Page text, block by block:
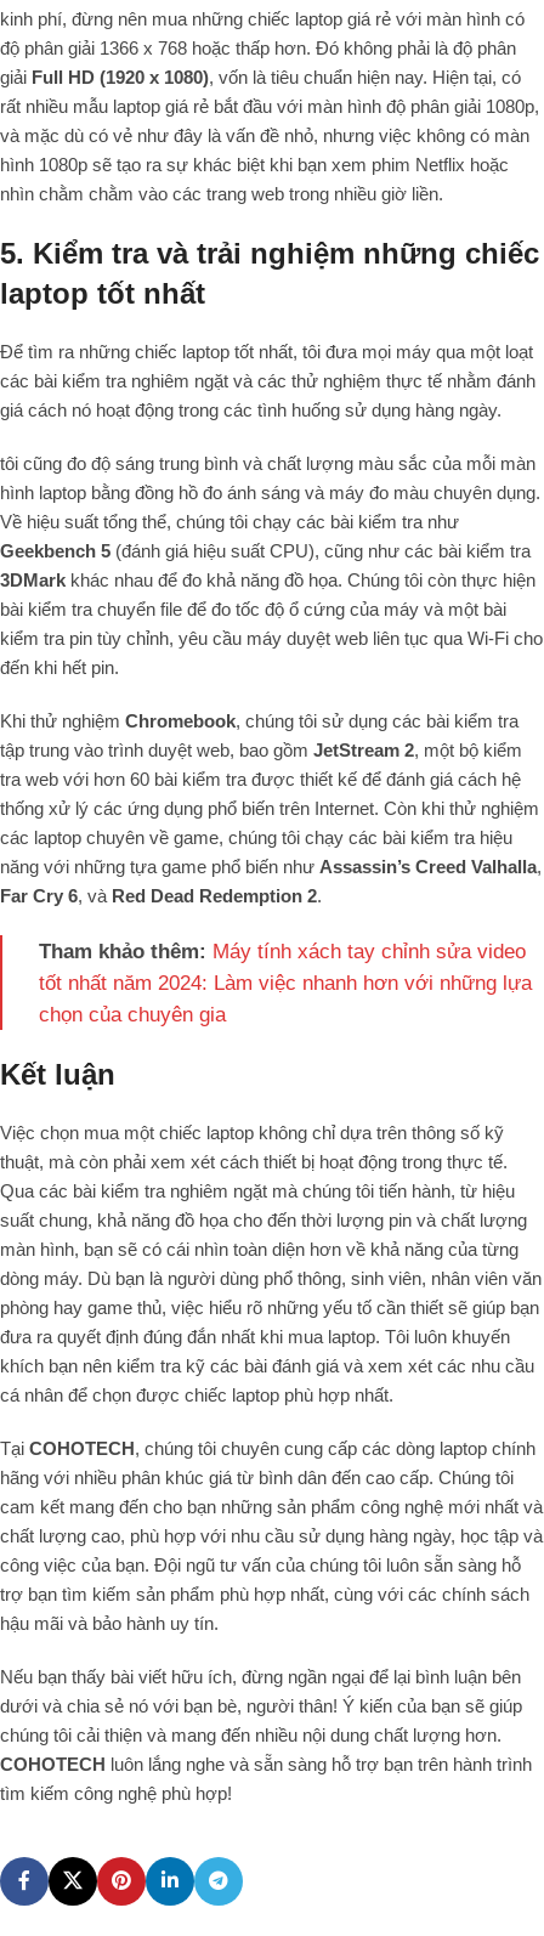
kinh phí, đừng nên mua những chiếc laptop giá rẻ với màn hình có
độ phân giải 1366 x 768 hoặc thấp hơn. Đó không phải là độ phân
giải Full HD (1920 x 1080), vốn là tiêu chuẩn hiện nay. Hiện tại, có
rất nhiều mẫu laptop giá rẻ bắt đầu với màn hình độ phân giải 1080p,
và mặc dù có vẻ như đây là vấn đề nhỏ, nhưng việc không có màn
hình 1080p sẽ tạo ra sự khác biệt khi bạn xem phim Netflix hoặc
nhìn chằm chằm vào các trang web trong nhiều giờ liền.
5. Kiểm tra và trải nghiệm những chiếc
laptop tốt nhất
Để tìm ra những chiếc laptop tốt nhất, tôi đưa mọi máy qua một loạt
các bài kiểm tra nghiêm ngặt và các thử nghiệm thực tế nhằm đánh
giá cách nó hoạt động trong các tình huống sử dụng hàng ngày.
tôi cũng đo độ sáng trung bình và chất lượng màu sắc của mỗi màn
hình laptop bằng đồng hồ đo ánh sáng và máy đo màu chuyên dụng.
Về hiệu suất tổng thể, chúng tôi chạy các bài kiểm tra như
Geekbench 5 (đánh giá hiệu suất CPU), cũng như các bài kiểm tra
3DMark khác nhau để đo khả năng đồ họa. Chúng tôi còn thực hiện
bài kiểm tra chuyển file để đo tốc độ ổ cứng của máy và một bài
kiểm tra pin tùy chỉnh, yêu cầu máy duyệt web liên tục qua Wi-Fi cho
đến khi hết pin.
Khi thử nghiệm Chromebook, chúng tôi sử dụng các bài kiểm tra
tập trung vào trình duyệt web, bao gồm JetStream 2, một bộ kiểm
tra web với hơn 60 bài kiểm tra được thiết kế để đánh giá cách hệ
thống xử lý các ứng dụng phổ biến trên Internet. Còn khi thử nghiệm
các laptop chuyên về game, chúng tôi chạy các bài kiểm tra hiệu
năng với những tựa game phổ biến như Assassin’s Creed Valhalla,
Far Cry 6, và Red Dead Redemption 2.
Tham khảo thêm: Máy tính xách tay chỉnh sửa video
tốt nhất năm 2024: Làm việc nhanh hơn với những lựa
chọn của chuyên gia
Kết luận
Việc chọn mua một chiếc laptop không chỉ dựa trên thông số kỹ
thuật, mà còn phải xem xét cách thiết bị hoạt động trong thực tế.
Qua các bài kiểm tra nghiêm ngặt mà chúng tôi tiến hành, từ hiệu
suất chung, khả năng đồ họa cho đến thời lượng pin và chất lượng
màn hình, bạn sẽ có cái nhìn toàn diện hơn về khả năng của từng
dòng máy. Dù bạn là người dùng phổ thông, sinh viên, nhân viên văn
phòng hay game thủ, việc hiểu rõ những yếu tố cần thiết sẽ giúp bạn
đưa ra quyết định đúng đắn nhất khi mua laptop. Tôi luôn khuyến
khích bạn nên kiểm tra kỹ các bài đánh giá và xem xét các nhu cầu
cá nhân để chọn được chiếc laptop phù hợp nhất.
Tại COHOTECH, chúng tôi chuyên cung cấp các dòng laptop chính
hãng với nhiều phân khúc giá từ bình dân đến cao cấp. Chúng tôi
cam kết mang đến cho bạn những sản phẩm công nghệ mới nhất và
chất lượng cao, phù hợp với nhu cầu sử dụng hàng ngày, học tập và
công việc của bạn. Đội ngũ tư vấn của chúng tôi luôn sẵn sàng hỗ
trợ bạn tìm kiếm sản phẩm phù hợp nhất, cùng với các chính sách
hậu mãi và bảo hành uy tín.
Nếu bạn thấy bài viết hữu ích, đừng ngần ngại để lại bình luận bên
dưới và chia sẻ nó với bạn bè, người thân! Ý kiến của bạn sẽ giúp
chúng tôi cải thiện và mang đến nhiều nội dung chất lượng hơn.
COHOTECH luôn lắng nghe và sẵn sàng hỗ trợ bạn trên hành trình
tìm kiếm công nghệ phù hợp!